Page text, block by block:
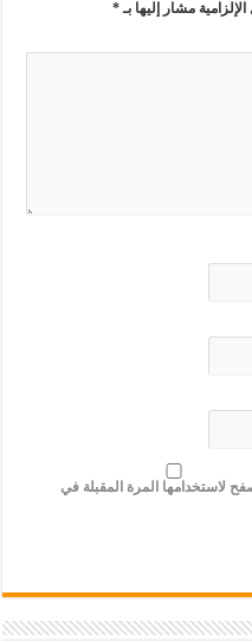
الإلزامية مشار إليها بـ*
لاستخدامها المرة المقبلة في